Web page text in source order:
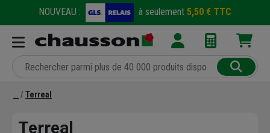
NOUVEAU : à seulement 5,50 € TTC
Terreal
Terreal